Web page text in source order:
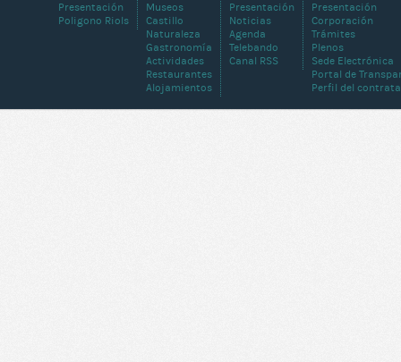
Presentación
Corporación
Trámites
Plenos
Sede Electrónica
Portal de
Perfil del
Presentación
Noticias
Agenda
Telebando
Canal RSS
Museos
Castillo
Naturaleza
Gastronomía
Actividades
Restaurantes
Alojamientos
Presentación
Poligono Riols